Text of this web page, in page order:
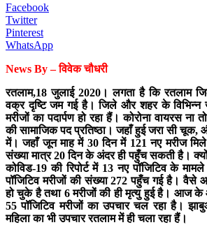
Facebook
Twitter
Pinterest
WhatsApp
News By –विवेक चौधरी
रतलाम,18 जुलाई 2020। लगता है कि रतलाम
वक्र दृष्टि जम गई है। जिले और शहर के विभिन्न
मरीजों का पदार्पण हो रहा हैं। कोरोना वायरस ना
की सामाजिक पद प्रतिष्ठा। जहाँ हुई जरा सी चूक,
में। जहाँ जून माह में 30 दिन में 121 नए मरीज
संख्या मात्र 20 दिन के अंदर ही पहुँच सकती है।
कोविड-19 की रिपोर्ट में 13 नए पॉजिटिव के
पॉजिटिव मरीजों की संख्या 272 पहुँच गई है।
हो चुके है तथा 6 मरीजों की ही मृत्यु हुई है। आज
55 पॉजिटिव मरीजों का उपचार चल रहा है।
महिला का भी उपचार रतलाम में ही चला रहा हैं।